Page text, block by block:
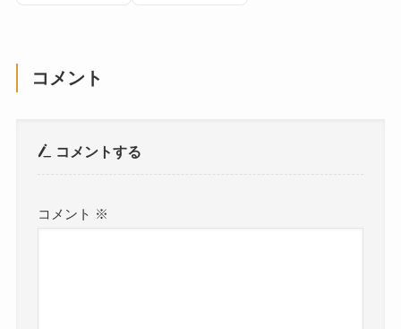
コメント
コメントする
コメント ※